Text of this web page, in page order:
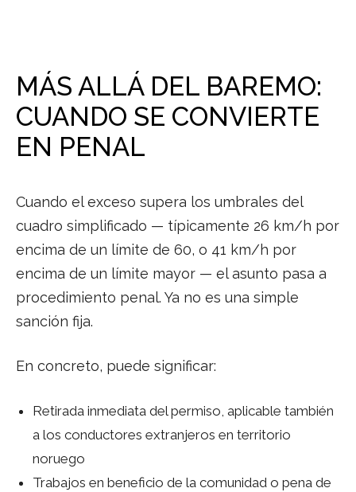
MÁS ALLÁ DEL BAREMO:
CUANDO SE CONVIERTE
EN PENAL
Cuando el exceso supera los umbrales del
cuadro simplificado — típicamente 26 km/h por
encima de un límite de 60, o 41 km/h por
encima de un límite mayor — el asunto pasa a
procedimiento penal. Ya no es una simple
sanción fija.
En concreto, puede significar:
Retirada inmediata del permiso, aplicable también
a los conductores extranjeros en territorio
noruego
Trabajos en beneficio de la comunidad o pena de